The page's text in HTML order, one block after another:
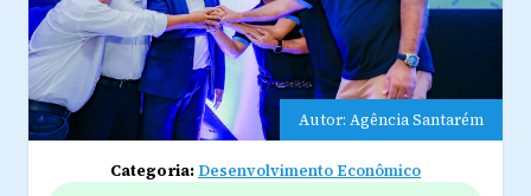
Autor: Agência Santarém
Categoria:Desenvolvimento Econômico